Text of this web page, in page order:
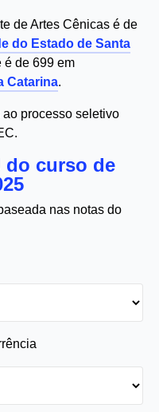
de Artes Cênicas é de
do Estado de Santa
é de 699 em
Catarina.
processo seletivo
do curso de
nas notas do